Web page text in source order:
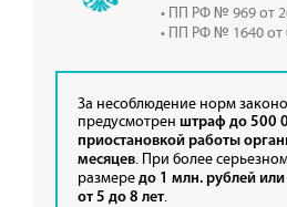
• ПП РФ № 969 от
• ПП РФ № 1640 от
За несоблюдение норм
предусмотрен штраф до 500
приостановкой работы
месяцев. При более
размере до 1 млн. рублей
от 5 до 8 лет.